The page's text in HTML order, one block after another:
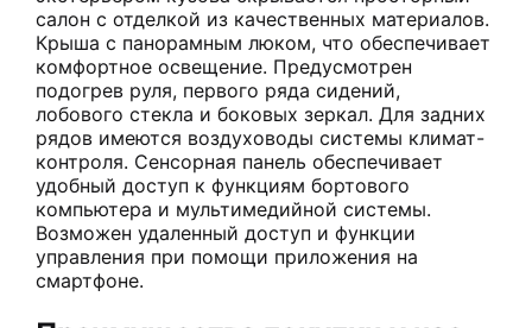
салон с отделкой из качественных материалов.
Крыша с панорамным люком, что обеспечивает
комфортное освещение. Предусмотрен
подогрев руля, первого ряда сидений,
лобового стекла и боковых зеркал. Для задних
рядов имеются воздуховоды системы климат-
контроля. Сенсорная панель обеспечивает
удобный доступ к функциям бортового
компьютера и мультимедийной системы.
Возможен удаленный доступ и функции
управления при помощи приложения на
смартфоне.